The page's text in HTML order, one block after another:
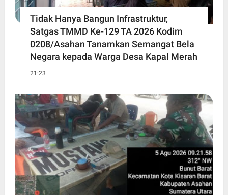
Tidak Hanya Bangun Infrastruktur,
Satgas TMMD Ke-129 TA 2026 Kodim
0208/Asahan Tanamkan Semangat Bela
Negara kepada Warga Desa Kapal Merah
21:23